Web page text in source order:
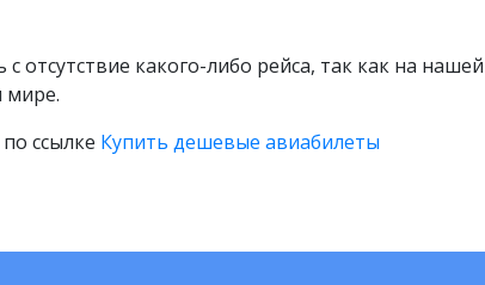
отсутствие какого-либо рейса, так как на
мире.
ссылке Купить дешевые авиабилеты